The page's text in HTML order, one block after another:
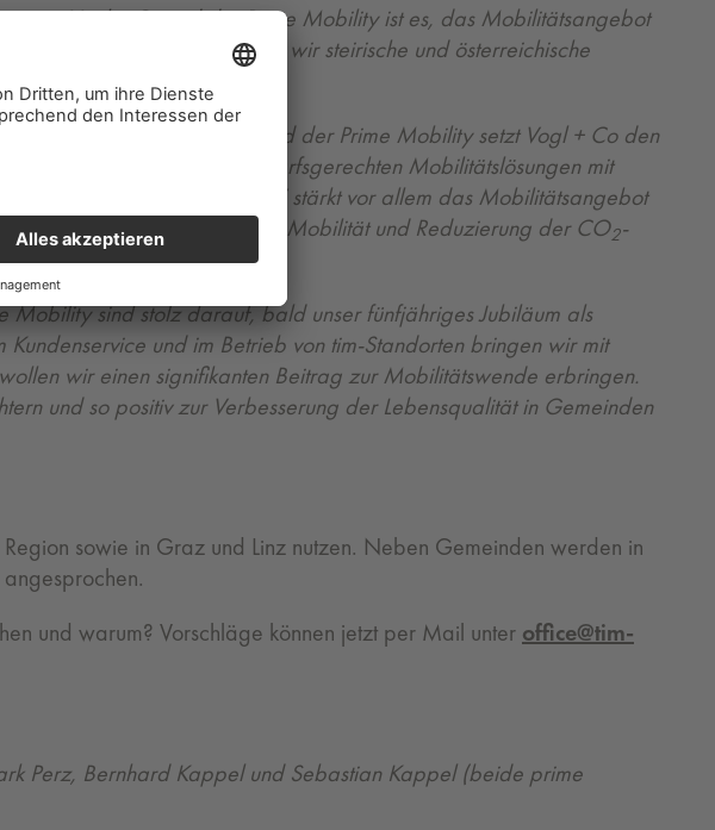
mit Vogl + Co und der Prime Mobility ist es, das Mobilitätsangebot
Gemeinsam unterstützen wir steirische und österreichische
der Holding Graz und der Prime Mobility setzt Vogl + Co den
an Fahrzeugen und bedarfsgerechten Mobilitätslösungen mit
Die Kooperation mit „tim“ stärkt vor allem das Mobilitätsangebot
nachhaltigen, regionalen Mobilität und Reduzierung der CO2-
Mobility sind stolz darauf, bald unser fünfjähriges Jubiläum als
und im Betrieb von tim-Standorten bringen wir mit
wir einen signifikanten Beitrag zur Mobilitätswende erbringen.
und so positiv zur Verbesserung der Lebensqualität in Gemeinden
sowie in Graz und Linz nutzen. Neben Gemeinden werden in
und warum? Vorschläge können jetzt per Mail unter office@tim-
Perz, Bernhard Kappel und Sebastian Kappel (beide prime